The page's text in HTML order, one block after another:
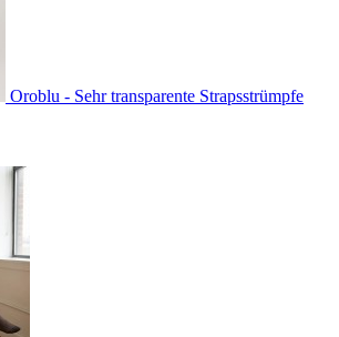
Oroblu - Sehr transparente Strapsstrümpfe